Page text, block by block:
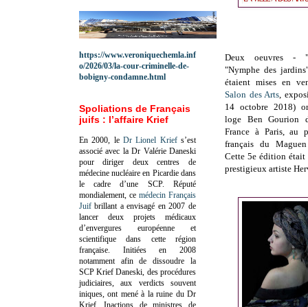
Deux oeuvres -
"Nymphe des
étaient mises en
Salon des Arts,
14 octobre 2018)
loge Ben Gourion
France à Paris, au
français du
Cette 5e édition était
prestigieux artiste
https://www.veroniquechemla.inf
o/2026/03/la-cour-criminelle-de-
bobigny-condamne.html
Spoliations de Français
juifs : l’affaire Krief
En 2000, le Dr Lionel Kriefs’est
associé avec la Dr Valérie Daneski
pour diriger deux centres de
médecine nucléaire en Picardie dans
le cadre d’une SCP. Réputé
mondialement, ce médecin Français
Juif brillant a envisagé en 2007 de
lancer deux projets médicaux
d’envergures européenne et
scientifique dans cette région
française. Initiées en 2008
notamment afin de dissoudre la
SCP Krief Daneski, des procédures
judiciaires, aux verdicts souvent
iniques, ont mené à la ruine du Dr
Krief.Inactions de ministres de